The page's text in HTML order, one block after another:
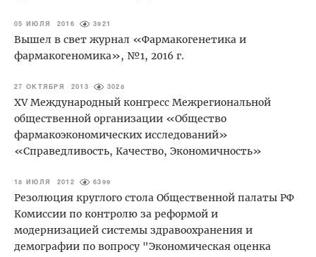
05 ИЮЛЯ 2016 3921
Вышел в свет журнал «Фармакогенетика и
фармакогеномика», №1, 2016 г.
27 ОКТЯБРЯ 2013 3028
XV Международный конгресс Межрегиональной
общественной организации «Общество
фармакоэкономических исследований»
«Справедливость, Качество, Экономичность»
18 ИЮЛЯ 2012 6399
Резолюция круглого стола Общественной палаты РФ
Комиссии по контролю за реформой и
модернизацией системы здравоохранения и
демографии по вопросу "Экономическая оценка